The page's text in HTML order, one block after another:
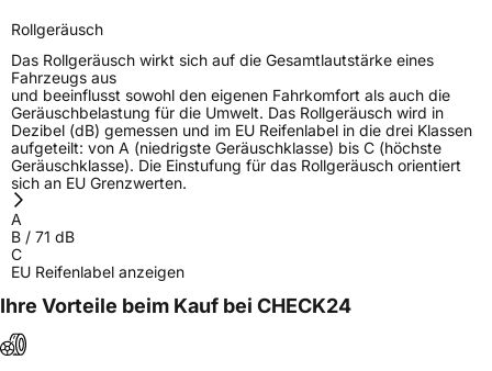
Frankreich,
evergreentyre@evergreentyre.com
Rollgeräusch
Das Rollgeräusch wirkt sich auf die Gesamtlautstärke eines
Fahrzeugs aus
und beeinflusst sowohl den eigenen Fahrkomfort als auch die
Geräuschbelastung für die Umwelt. Das Rollgeräusch wird in
Dezibel (dB) gemessen und im EU Reifenlabel in die drei Klassen
aufgeteilt: von A (niedrigste Geräuschklasse) bis C (höchste
Geräuschklasse). Die Einstufung für das Rollgeräusch orientiert
sich an EU Grenzwerten.
A
B / 71 dB
C
EU Reifenlabel anzeigen
Ihre Vorteile beim Kauf bei CHECK24